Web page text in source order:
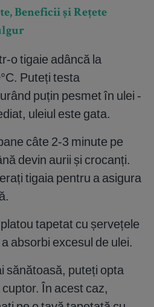
Beneficii și Rețete
o tigaie adâncă la
Puteți testa
puțin pesmet în ulei -
uleiul este gata.
câte 2-3 minute pe
devin aurii și crocanți.
tigaia pentru a asigura
tapetat cu șervețele
absorbi excesul de ulei.
sănătoasă, puteți opta
În acest caz,